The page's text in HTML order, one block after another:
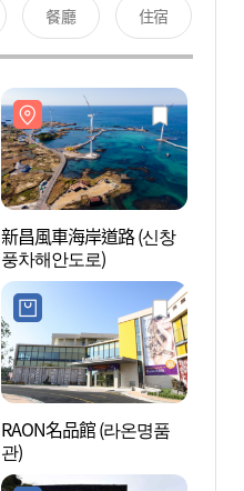
餐廳 住宿
新昌風車海岸道路 (신창
풍차해안도로)
RAON名品館 (라온명품
관)